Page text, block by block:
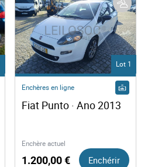
Lot 1
Enchères en ligne
Fiat Punto · Ano 2013
Enchère actuel
1.200,00 € Enchérir